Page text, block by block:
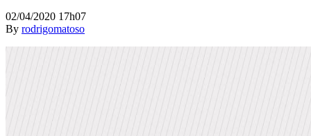
02/04/2020 17h07
By rodrigomatoso